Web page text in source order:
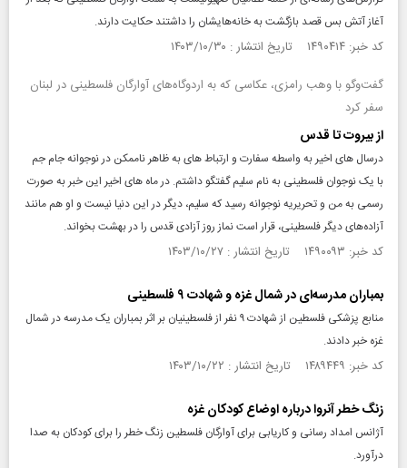
آغاز آتش بس قصد بازگشت به خانه‌هایشان را داشتند حکایت دارند.
کد خبر: ۱۴۹۰۴۱۴ تاریخ انتشار : ۱۴۰۳/۱۰/۳۰
گفت‌وگو با وهب رامزی، عکاسی که به اردوگاه‌های آوارگان فلسطینی در لبنان
سفر کرد
از بیروت تا قدس
درسال های اخیر به واسطه سفارت و ارتباط های به ظاهر ناممکن در نوجوانه جام جم
با یک نوجوان فلسطینی به نام سلیم گفتگو داشتم. در ماه های اخیر این خبر به صورت
رسمی به من و تحریریه نوجوانه رسید که سلیم، دیگر در این دنیا نیست و او هم مانند
آزاده‌های دیگر فلسطینی، قرار است نماز روز آزادی قدس را در بهشت بخواند.
کد خبر: ۱۴۹۰۰۹۳ تاریخ انتشار : ۱۴۰۳/۱۰/۲۷
بمباران مدرسه‌ای در شمال غزه و شهادت ۹ فلسطینی
منابع پزشکی فلسطین از شهادت ۹ نفر از فلسطینیان بر اثر بمباران یک مدرسه در شمال
غزه خبر دادند.
کد خبر: ۱۴۸۹۴۴۹ تاریخ انتشار : ۱۴۰۳/۱۰/۲۲
زنگ خطر آنروا درباره اوضاع کودکان غزه
آژانس امداد رسانی و کاریابی برای آوارگان فلسطین زنگ خطر را برای کودکان به صدا
درآورد.